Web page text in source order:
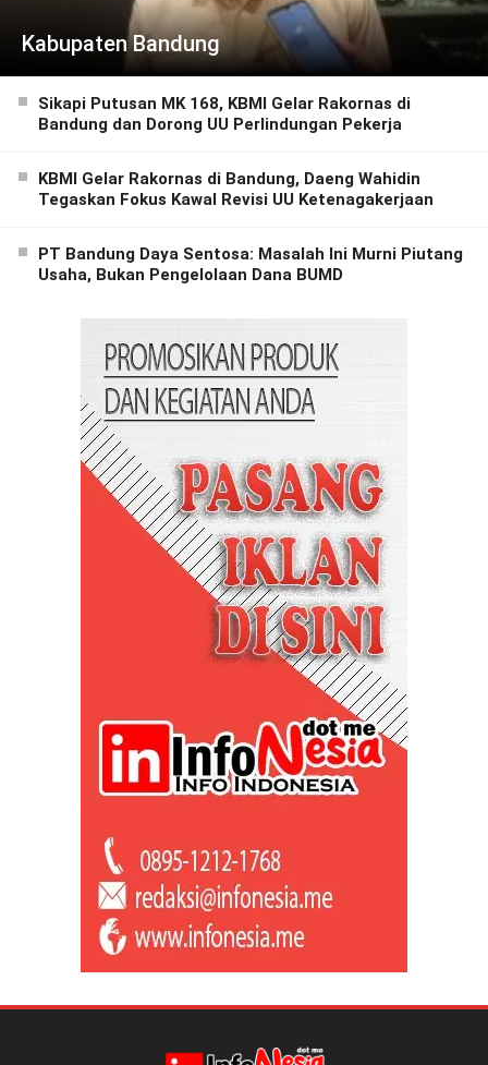
Kabupaten Bandung
Sikapi Putusan MK 168, KBMI Gelar Rakornas di
Bandung dan Dorong UU Perlindungan Pekerja
KBMI Gelar Rakornas di Bandung, Daeng Wahidin
Tegaskan Fokus Kawal Revisi UU Ketenagakerjaan
PT Bandung Daya Sentosa: Masalah Ini Murni Piutang
Usaha, Bukan Pengelolaan Dana BUMD